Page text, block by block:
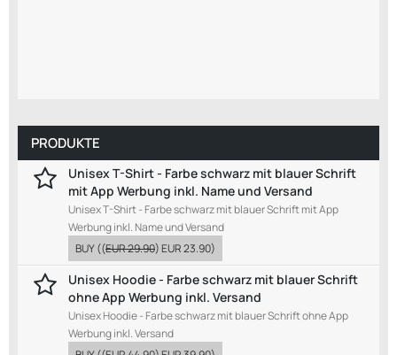
PRODUKTE
Unisex T-Shirt - Farbe schwarz mit blauer Schrift
mit App Werbung inkl. Name und Versand
Unisex T-Shirt - Farbe schwarz mit blauer Schrift mit App
Werbung inkl. Name und Versand
BUY((EUR 29.90)EUR 23.90)
Unisex Hoodie - Farbe schwarz mit blauer Schrift
ohne App Werbung inkl. Versand
Unisex Hoodie - Farbe schwarz mit blauer Schrift ohne App
Werbung inkl. Versand